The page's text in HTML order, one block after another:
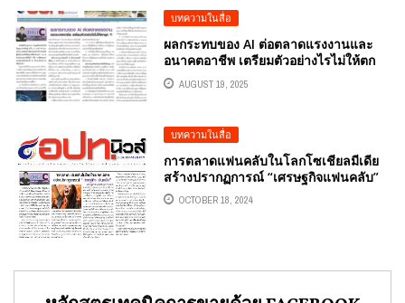
เชี่ยวชาญด้านปัญญาประดิษฐ์ AI และ
อีคอมเมิร์ซ การตลาดออนไลน์
บทความในสื่อ
ผลกระทบของ AI ต่อตลาดแรงงานและ
อนาคตอาชีพ เตรียมตัวอย่างไรไม่ให้ตก
ยุค…? บทความหนังสือพิมพ์ อปท.นิวส์ ราย
ปักษ์ วันที่ 16-31 สิงหาคม 2568 โดยคอ
ปรึกษาประจำคณะอนุกรรมการศึกษาการ
พัฒนาเทคโนโลยีและนวัตกรรมให้เท่าทัน
ต่อโลกดิจิทัลรัฐสภา
AUGUST 19, 2025
บทความในสื่อ
การตลาดแฟนคลับในโลกโซเชียลมีเดีย
สร้างปรากฏการณ์ “เศรษฐกิจแฟนคลับ”
OCTOBER 18, 2024